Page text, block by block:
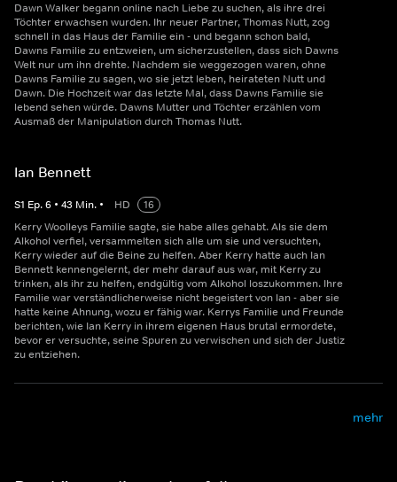
Dawn Walker begann online nach Liebe zu suchen, als ihre drei
Töchter erwachsen wurden. Ihr neuer Partner, Thomas Nutt, zog
schnell in das Haus der Familie ein - und begann schon bald,
Dawns Familie zu entzweien, um sicherzustellen, dass sich Dawns
Welt nur um ihn drehte. Nachdem sie weggezogen waren, ohne
Dawns Familie zu sagen, wo sie jetzt leben, heirateten Nutt und
Dawn. Die Hochzeit war das letzte Mal, dass Dawns Familie sie
lebend sehen würde. Dawns Mutter und Töchter erzählen vom
Ausmaß der Manipulation durch Thomas Nutt.
Ian Bennett
S1 Ep.6 • 43 Min. • HD
16
Kerry Woolleys Familie sagte, sie habe alles gehabt. Als sie dem
Alkohol verfiel, versammelten sich alle um sie und versuchten,
Kerry wieder auf die Beine zu helfen. Aber Kerry hatte auch Ian
Bennett kennengelernt, der mehr darauf aus war, mit Kerry zu
trinken, als ihr zu helfen, endgültig vom Alkohol loszukommen. Ihre
Familie war verständlicherweise nicht begeistert von Ian - aber sie
hatte keine Ahnung, wozu er fähig war. Kerrys Familie und Freunde
berichten, wie Ian Kerry in ihrem eigenen Haus brutal ermordete,
bevor er versuchte, seine Spuren zu verwischen und sich der Justiz
zu entziehen.
mehr